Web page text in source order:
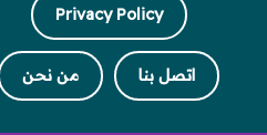
Privacy Policy
اتصل بنا من نحن